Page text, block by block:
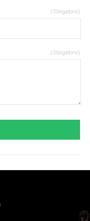
(Obligatorio)
(Obligatorio)